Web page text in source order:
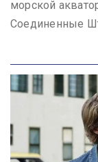
морской
Соединенные